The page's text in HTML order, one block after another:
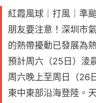
紅霞風球｜打風｜準
朋友要注意！深圳市
的熱帶擾動已發展為
預計周六（25日）淩
周六晚上至周日（26
東中東部沿海登陸。